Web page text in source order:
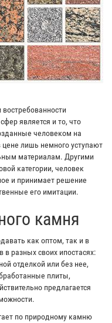
является и то, что
человеком на
лишь немного уступают
материалам. Другими
категории, человек
и принимает решение
его имитации.
камня
как оптом, так и в
в разных своих ипостасях:
отделкой или без нее,
плиты,
предлагается
по природному камню